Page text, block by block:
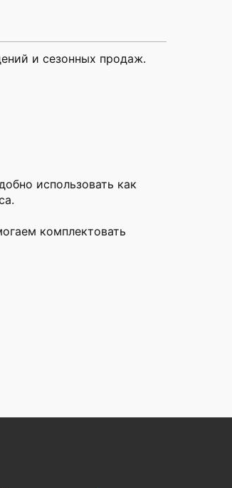
и сезонных продаж.
использовать как
комплектовать